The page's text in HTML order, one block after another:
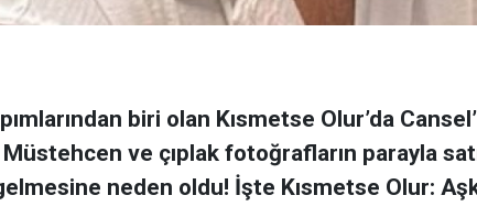
biri olan Kısmetse Olur’da
Müstehcen ve çıplak fotoğrafların parayla
neden oldu! İşte Kısmetse Olur: